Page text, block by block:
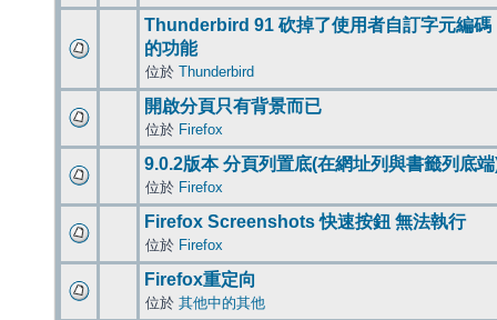
Thunderbird 91 砍掉了使用者自訂字元編碼
的功能
位於 Thunderbird
開啟分頁只有背景而已
位於 Firefox
9.0.2版本 分頁列置底(在網址列與書籤列底
位於 Firefox
Firefox Screenshots 快速按鈕 無法執行
位於 Firefox
Firefox重定向
位於 其他中的其他